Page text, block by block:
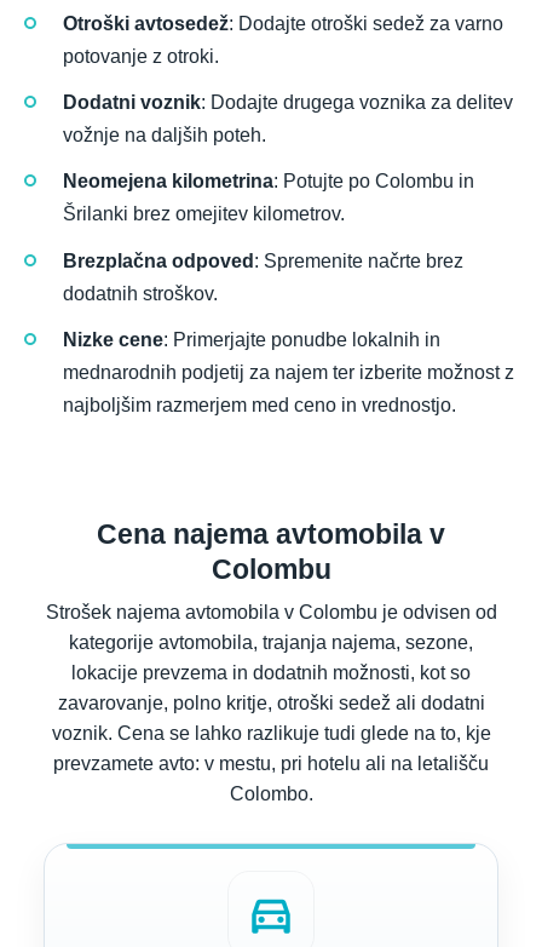
Otroški avtosedež: Dodajte otroški sedež za varno
potovanje z otroki.
Dodatni voznik: Dodajte drugega voznika za delitev
vožnje na daljših poteh.
Neomejena kilometrina: Potujte po Colombu in
Šrilanki brez omejitev kilometrov.
Brezplačna odpoved : Spremenite načrte brez
dodatnih stroškov.
Nizke cene: Primerjajte ponudbe lokalnih in
mednarodnih podjetij za najem ter izberite možnost z
najboljšim razmerjem med ceno in vrednostjo.
Cena najema avtomobila v
Colombu
Strošek najema avtomobila v Colombu je odvisen od
kategorije avtomobila, trajanja najema, sezone,
lokacije prevzema in dodatnih možnosti, kot so
zavarovanje, polno kritje, otroški sedež ali dodatni
voznik. Cena se lahko razlikuje tudi glede na to, kje
prevzamete avto: v mestu, pri hotelu ali na letališču
Colombo.
directions_car